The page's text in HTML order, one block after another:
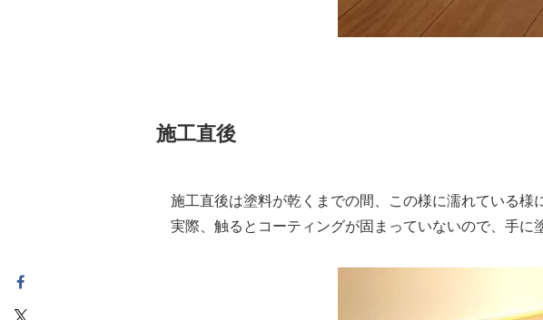
施工直後
施工直後は塗料が乾くまでの間、この様に濡れている様
実際、触るとコーティングが固まっていないので、手に